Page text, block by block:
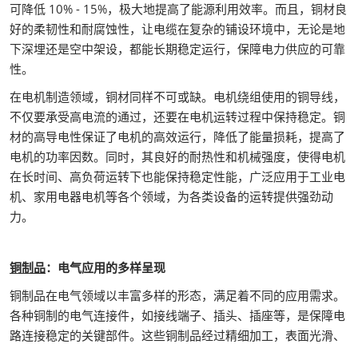
可降低 10% - 15%，极大地提高了能源利用效率。而且，铜材良
好的柔韧性和耐腐蚀性，让电缆在复杂的铺设环境中，无论是地
下深埋还是空中架设，都能长期稳定运行，保障电力供应的可靠
性。
在电机制造领域，铜材同样不可或缺。电机绕组使用的铜导线，
不仅要承受高电流的通过，还要在电机运转过程中保持稳定。铜
材的高导电性保证了电机的高效运行，降低了能量损耗，提高了
电机的功率因数。同时，其良好的耐热性和机械强度，使得电机
在长时间、高负荷运转下也能保持稳定性能，广泛应用于工业电
机、家用电器电机等各个领域，为各类设备的运转提供强劲动
力。
铜制品：电气应用的多样呈现
铜制品在电气领域以丰富多样的形态，满足着不同的应用需求。
各种铜制的电气连接件，如接线端子、插头、插座等，是保障电
路连接稳定的关键部件。这些铜制品经过精细加工，表面光滑、